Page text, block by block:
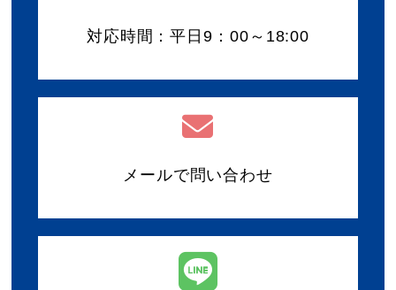
対応時間：平日9：00～18:00
メールで問い合わせ